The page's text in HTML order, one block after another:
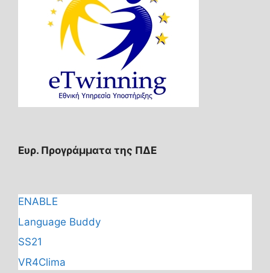
Ευρ. Προγράμματα της ΠΔΕ
ENABLE
Language Buddy
SS21
VR4Clima